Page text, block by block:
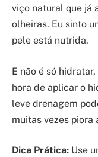
viço natural que já
olheiras. Eu sinto
pele está nutrida.
E não é só
hora de aplicar o
leve drenagem
muitas vezes piora
Dica Prática: Use